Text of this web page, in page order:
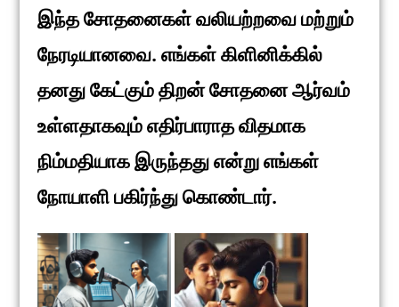
இந்த சோதனைகள் வலியற்றவை மற்றும்
நேரடியானவை. எங்கள் கிளினிக்கில்
தனது கேட்கும் திறன் சோதனை ஆர்வம்
உள்ளதாகவும் எதிர்பாராத விதமாக
நிம்மதியாக இருந்தது என்று எங்கள்
நோயாளி பகிர்ந்து கொண்டார்.